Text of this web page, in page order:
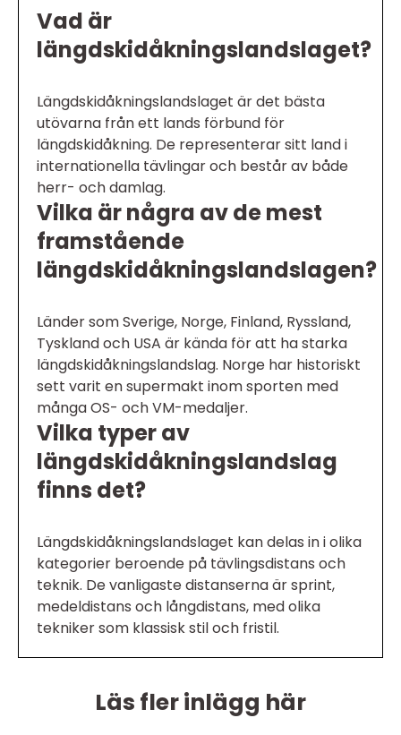
Vad är
längdskidåkningslandslaget?
Längdskidåkningslandslaget är det bästa
utövarna från ett lands förbund för
längdskidåkning. De representerar sitt land i
internationella tävlingar och består av både
herr- och damlag.
Vilka är några av de mest
framstående
längdskidåkningslandslagen?
Länder som Sverige, Norge, Finland, Ryssland,
Tyskland och USA är kända för att ha starka
längdskidåkningslandslag. Norge har historiskt
sett varit en supermakt inom sporten med
många OS- och VM-medaljer.
Vilka typer av
längdskidåkningslandslag
finns det?
Längdskidåkningslandslaget kan delas in i olika
kategorier beroende på tävlingsdistans och
teknik. De vanligaste distanserna är sprint,
medeldistans och långdistans, med olika
tekniker som klassisk stil och fristil.
Läs fler inlägg här